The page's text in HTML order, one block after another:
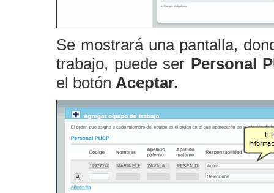
Se mostrará una pantalla,
trabajo, puede ser Personal
el botón Aceptar.